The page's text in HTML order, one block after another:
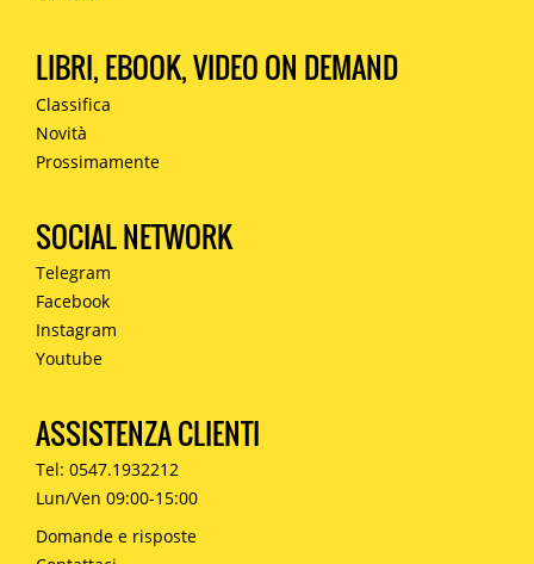
LIBRI, EBOOK, VIDEO ON DEMAND
Classifica
Novità
Prossimamente
SOCIAL NETWORK
Telegram
Facebook
Instagram
Youtube
ASSISTENZA CLIENTI
Tel: 0547.1932212
Lun/Ven 09:00-15:00
Domande e risposte